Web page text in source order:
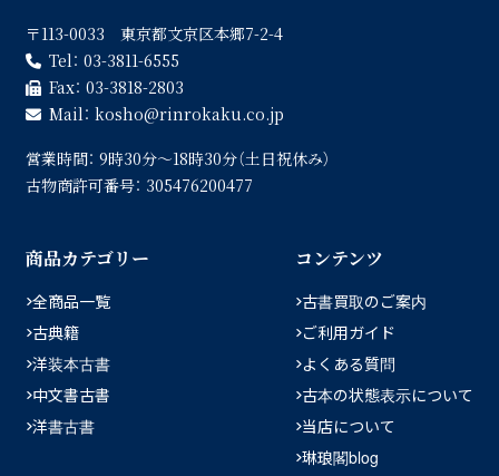
〒113-0033 東京都文京区本郷7-2-4
Tel： 03-3811-6555
Fax： 03-3818-2803
Mail： kosho
rinrokaku.co.jp
営業時間： 9時30分〜18時30分（土日祝休み）
古物商許可番号： 305476200477
商品カテゴリー
全商品一覧
古典籍
洋装本古書
中文書古書
洋書古書
コンテンツ
古書買取のご案内
ご利用ガイド
よくある質問
古本の状態表示について
当店について
琳琅閣blog